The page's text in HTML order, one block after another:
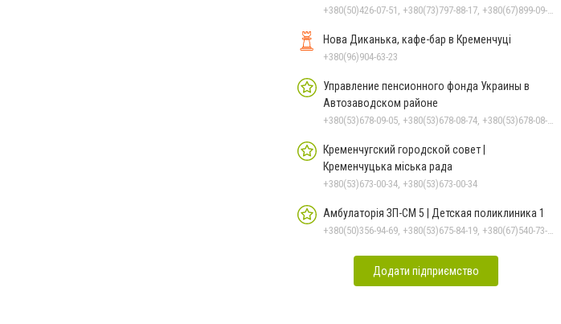
+380(50)426-07-51, +380(73)797-88-17, +380(67)899-09-16
Нова Диканька, кафе-бар в Кременчуці
+380(96)904-63-23
Управление пенсионного фонда Украины в
Автозаводском районе
+380(53)678-09-05, +380(53)678-08-74, +380(53)678-08-83, +380(53)678-08-41, +380(53)678-08-86
Кременчугский городской совет |
Кременчуцька міська рада
+380(53)673-00-34, +380(53)673-00-34
Амбулаторія ЗП-СМ 5 | Детская поликлиника 1
+380(50)356-94-69, +380(53)675-84-19, +380(67)540-73-87
Додати підприємство